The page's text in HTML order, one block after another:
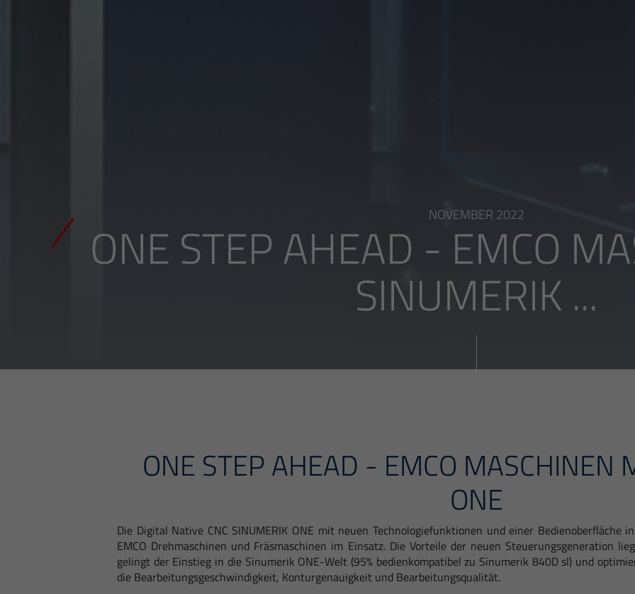
NOVEMBER 2022
ONE STEP AHEAD - EMCO
SINUMERIK ...
ONE STEP AHEAD - EMCO MASCHINEN
ONE
Die Digital Native CNC SINUMERIK ONE mit neuen Technologiefunktionen und einer Bedienoberfläche
EMCO Drehmaschinen und Fräsmaschinen im Einsatz. Die Vorteile der neuen Steuerungsgeneration
gelingt der Einstieg in die Sinumerik ONE-Welt (95% bedienkompatibel zu Sinumerik 840D sl) und
die Bearbeitungsgeschwindigkeit, Konturgenauigkeit und Bearbeitungsqualität.